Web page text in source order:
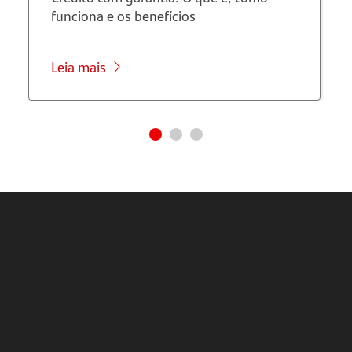
funciona e os benefícios
Leia mais